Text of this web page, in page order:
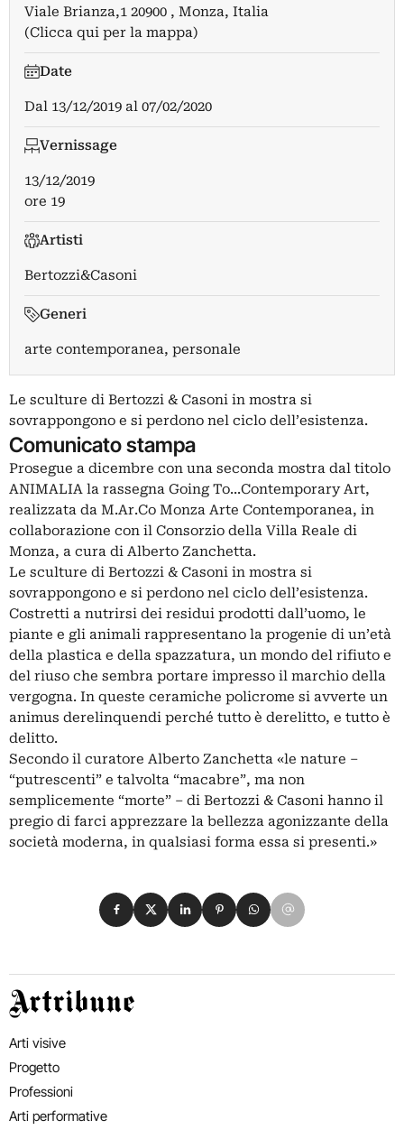
Viale Brianza,1 20900 , Monza, Italia
(Clicca qui per la mappa)
Date
Dal 13/12/2019 al 07/02/2020
Vernissage
13/12/2019
ore 19
Artisti
Bertozzi&Casoni
Generi
arte contemporanea, personale
Le sculture di Bertozzi & Casoni in mostra si
sovrappongono e si perdono nel ciclo dell’esistenza.
Comunicato stampa
Prosegue a dicembre con una seconda mostra dal titolo
ANIMALIA la rassegna Going To...Contemporary Art,
realizzata da M.Ar.Co Monza Arte Contemporanea, in
collaborazione con il Consorzio della Villa Reale di
Monza, a cura di Alberto Zanchetta.
Le sculture di Bertozzi & Casoni in mostra si
sovrappongono e si perdono nel ciclo dell’esistenza.
Costretti a nutrirsi dei residui prodotti dall’uomo, le
piante e gli animali rappresentano la progenie di un’età
della plastica e della spazzatura, un mondo del rifiuto e
del riuso che sembra portare impresso il marchio della
vergogna. In queste ceramiche policrome si avverte un
animus derelinquendi perché tutto è derelitto, e tutto è
delitto.
Secondo il curatore Alberto Zanchetta «le nature –
“putrescenti” e talvolta “macabre”, ma non
semplicemente “morte” – di Bertozzi & Casoni hanno il
pregio di farci apprezzare la bellezza agonizzante della
società moderna, in qualsiasi forma essa si presenti.»
Condividi su Facebook
Condividi su X
Condividi su LinkedIn
Condividi su Pinterest
Condividi su WhatsApp
Condividi su Email
Artribune
Arti visive
Progetto
Professioni
Arti performative